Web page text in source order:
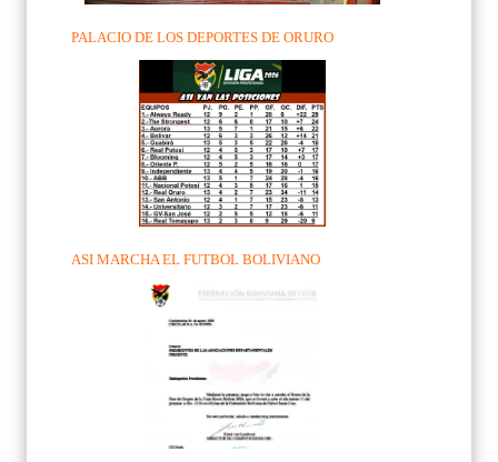
PALACIO DE LOS DEPORTES DE ORURO
ASI MARCHA EL FUTBOL BOLIVIANO